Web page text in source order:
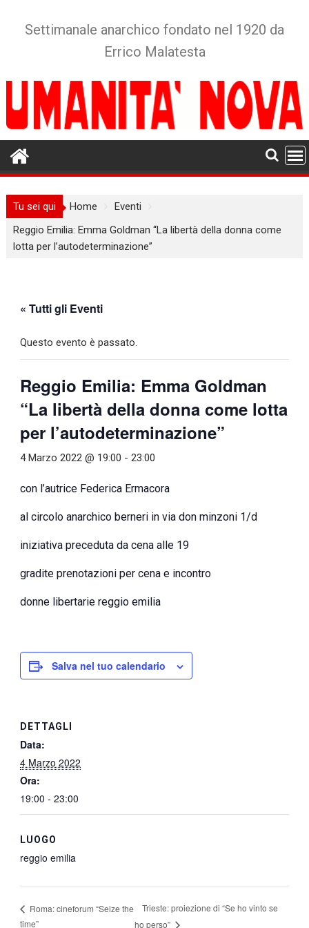
Settimanale anarchico fondato nel 1920 da
Errico Malatesta
Tu sei qui Home
Eventi
Reggio Emilia: Emma Goldman “La libertà della donna come
lotta per l’autodeterminazione”
« Tutti gli Eventi
Questo evento è passato.
Reggio Emilia: Emma Goldman
“La libertà della donna come lotta
per l’autodeterminazione”
4 Marzo 2022 @ 19:00 -23:00
con l’autrice Federica Ermacora
al circolo anarchico berneri in via don minzoni 1/d
iniziativa preceduta da cena alle 19
gradite prenotazioni per cena e incontro
donne libertarie reggio emilia
Salva nel tuo calendario
DETTAGLI
Data:
4 Marzo 2022
Ora:
19:00 - 23:00
LUOGO
reggio emilia
Roma: cineforum “Seize the
time”
Trieste: proiezione di “Se ho vinto se
ho perso”